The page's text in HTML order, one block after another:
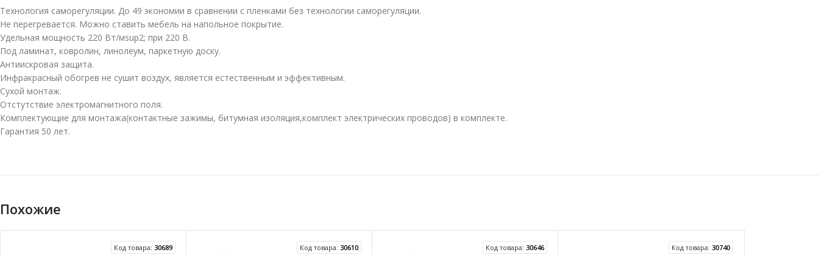
Технология саморегуляции. До 49 экономии в сравнении с пленками без технологии саморегуляции.
Не перегревается. Можно ставить мебель на напольное покрытие.
Удельная мощность 220 Вт/мsup2; при 220 В.
Под ламинат, ковролин, линолеум, паркетную доску.
Антиискровая защита.
Инфракрасный обогрев не сушит воздух, является естественным и эффективным.
Сухой монтаж.
Отстутствие электромагнитного поля.
Комплектующие для монтажа(контактные зажимы, битумная изоляция,комплект электрических проводов) в комплекте.
Гарантия 50 лет.
Похожие
Код товара: 30689 Код товара: 30610 Код товара: 30646 Код товара: 30740